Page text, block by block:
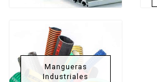
Mangueras
Industriales